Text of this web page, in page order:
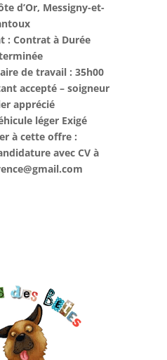
d’Or, Messigny-et-
: Contrat à Durée
de travail : 35h00
accepté – soigneur
apprécié
léger Exigé
à cette offre :
avec CV à